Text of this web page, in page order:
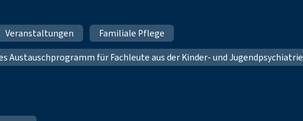
Veranstaltungen
Familiale Pflege
Austauschprogramm für Fachleute aus der Kinder- und Jugendpsychiatrie